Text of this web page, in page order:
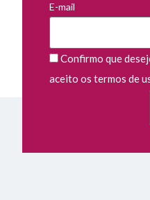
E-mail
Confirmo que
aceito os termos de